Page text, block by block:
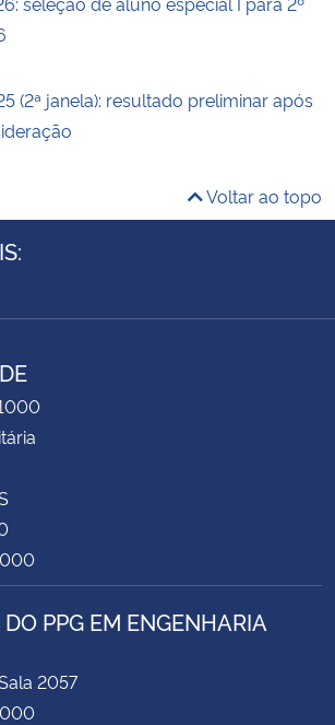
(2ª janela): resultado preliminar após
Voltar ao topo
PPG EM ENGENHARIA
2057